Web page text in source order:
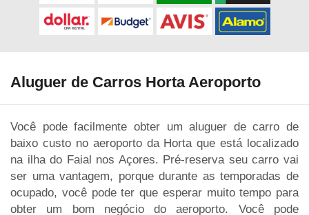
Aluguer de Carros Horta Aeroporto
Você pode facilmente obter um aluguer de carro de
baixo custo no aeroporto da Horta que está localizado
na ilha do Faial nos Açores. Pré-reserva seu carro vai
ser uma vantagem, porque durante as temporadas de
ocupado, você pode ter que esperar muito tempo para
obter um bom negócio do aeroporto. Você pode